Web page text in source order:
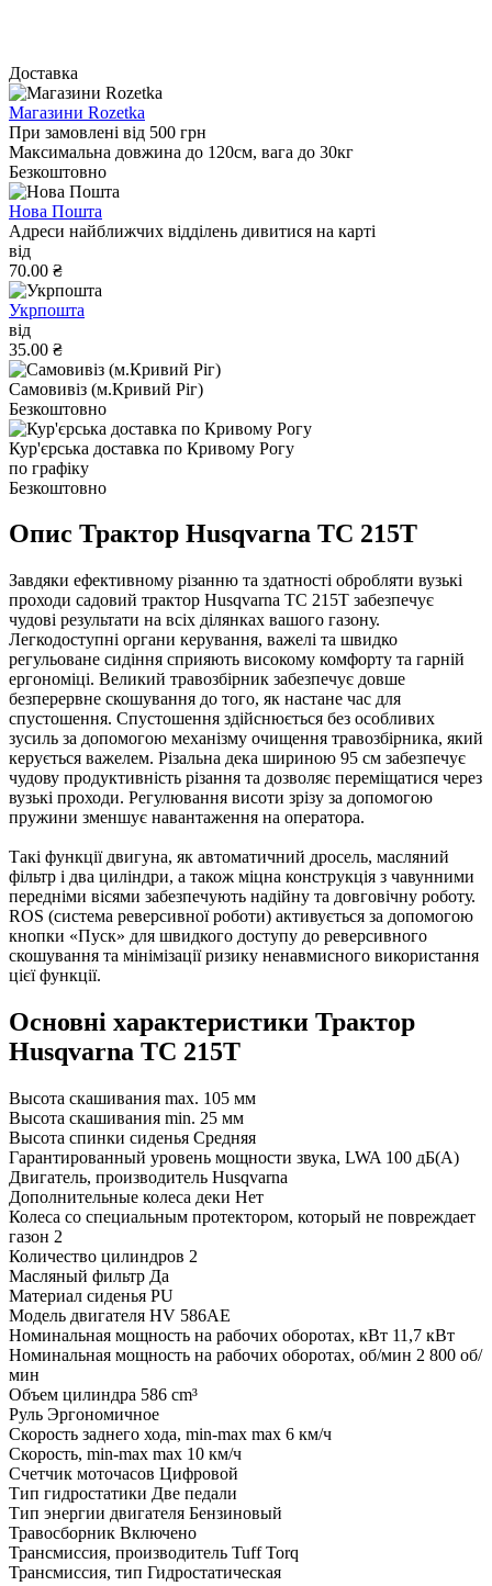
Доставка
Магазини Rozetka
При замовлені від 500 грн
Максимальна довжина до 120см, вага до 30кг
Безкоштовно
Нова Пошта
Адреси найближчих відділень дивитися на карті
від
70.00 ₴
Укрпошта
від
35.00 ₴
Самовивіз (м.Кривий Ріг)
Безкоштовно
Кур'єрська доставка по Кривому Рогу
по графіку
Безкоштовно
Опис Трактор Husqvarna TС 215T
Завдяки ефективному різанню та здатності обробляти вузькі
проходи садовий трактор Husqvarna TC 215T забезпечує
чудові результати на всіх ділянках вашого газону.
Легкодоступні органи керування, важелі та швидко
регульоване сидіння сприяють високому комфорту та гарній
ергономіці. Великий травозбірник забезпечує довше
безперервне скошування до того, як настане час для
спустошення. Спустошення здійснюється без особливих
зусиль за допомогою механізму очищення травозбірника, який
керується важелем. Різальна дека шириною 95 см забезпечує
чудову продуктивність різання та дозволяє переміщатися через
вузькі проходи. Регулювання висоти зрізу за допомогою
пружини зменшує навантаження на оператора.
Такі функції двигуна, як автоматичний дросель, масляний
фільтр і два циліндри, а також міцна конструкція з чавунними
передніми вісями забезпечують надійну та довговічну роботу.
ROS (система реверсивної роботи) активується за допомогою
кнопки «Пуск» для швидкого доступу до реверсивного
скошування та мінімізації ризику ненавмисного використання
цієї функції.
Основні характеристики Трактор
Husqvarna TС 215T
Высота скашивания max. 105 мм
Высота скашивания min. 25 мм
Высота спинки сиденья Средняя
Гарантированный уровень мощности звука, LWA 100 дБ(А)
Двигатель, производитель Husqvarna
Дополнительные колеса деки Нет
Колеса со специальным протектором, который не повреждает
газон 2
Количество цилиндров 2
Масляный фильтр Да
Материал сиденья PU
Модель двигателя HV 586AE
Номинальная мощность на рабочих оборотах, кВт 11,7 кВт
Номинальная мощность на рабочих оборотах, об/мин 2 800 об/
мин
Объем цилиндра 586 cm³
Руль Эргономичное
Скорость заднего хода, min-max max 6 км/ч
Скорость, min-max max 10 км/ч
Счетчик моточасов Цифровой
Тип гидростатики Две педали
Тип энергии двигателя Бензиновый
Травосборник Включено
Трансмиссия, производитель Tuff Torq
Трансмиссия, тип Гидростатическая